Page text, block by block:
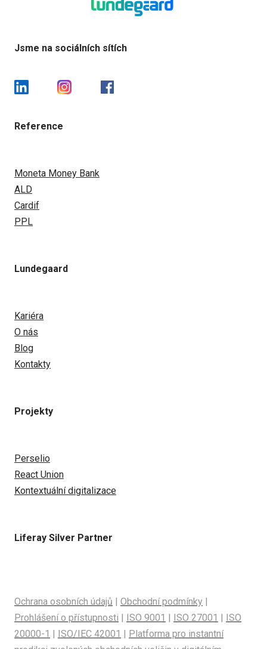
Jsme na sociálních sítích
Reference
Moneta Money Bank
ALD
Cardif
PPL
Lundegaard
Kariéra
O nás
Blog
Kontakty
Projekty
Perselio
React Union
Kontextuální digitalizace
Liferay Silver Partner
Ochrana osobních údajů | Obchodní podmínky |
Prohlášení o přístupnosti | ISO 9001 | ISO 27001 | ISO
20000-1 | ISO/IEC 42001 | Platforma pro instantní